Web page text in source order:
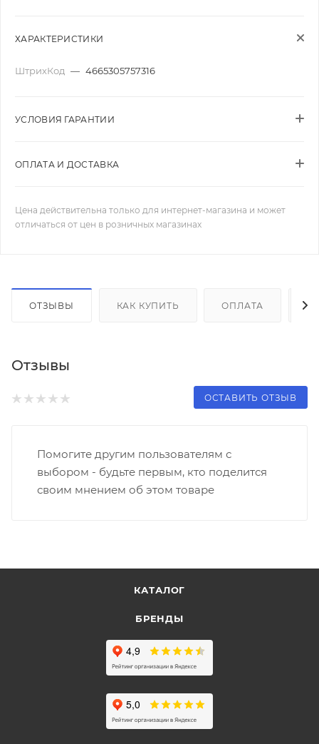
ХАРАКТЕРИСТИКИ
ШтрихКод — 4665305757316
УСЛОВИЯ ГАРАНТИИ
ОПЛАТА И ДОСТАВКА
Цена действительна только для интернет-магазина и может
отличаться от цен в розничных магазинах
ОТЗЫВЫ КАК КУПИТЬ ОПЛАТА
Отзывы
ОСТАВИТЬ ОТЗЫВ
Помогите другим пользователям с
выбором - будьте первым, кто поделится
своим мнением об этом товаре
КАТАЛОГ
БРЕНДЫ